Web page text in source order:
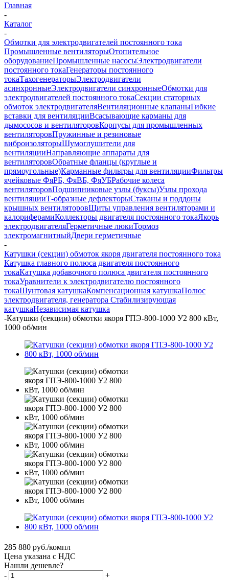
Главная
-
Каталог
-
Обмотки для электродвигателей постоянного тока
Промышленные вентиляторыОтопительное
оборудованиеПромышленные насосыЭлектродвигатели
постоянного токаГенераторы постоянного
токаТахогенераторыЭлектродвигатели
асинхронныеЭлектродвигатели синхронныеОбмотки для
электродвигателей постоянного токаСекции статорных
обмоток электродвигателяВентиляционные клапаныГибкие
вставки для вентиляцииВсасывающие карманы для
дымососов и вентиляторовКорпусы для промышленных
вентиляторовПружинные и резиновые
виброизоляторыШумоглушители для
вентиляцииНаправляющие аппараты для
вентиляторовОбратные фланцы (круглые и
прямоугольные)Карманные фильтры для вентиляцииФильтры
ячейковые ФяРБ, ФяВБ, ФяУБРабочие колеса
вентиляторовПодшипниковые узлы (буксы)Узлы прохода
вентиляцииТ-образные дефлекторыСтаканы и поддоны
крышных вентиляторовЩиты управления вентиляторами и
калориферамиКоллекторы двигателя постоянного токаЯкорь
электродвигателяГерметичные люкиТормоз
электромагнитныйДвери герметичные
-
Катушки (секции) обмоток якоря двигателя постоянного тока
Катушка главного полюса двигателя постоянного
токаКатушка добавочного полюса двигателя постоянного
токаУравнители к электродвигателю постоянного
токаШунтовая катушкаКомпенсационная катушкаПолюс
электродвигателя, генератора Стабилизирующая
катушкаНезависимая катушка
-Катушки (секции) обмотки якоря ГПЭ-800-1000 У2 800 кВт,
1000 об/мин
285 880 руб./компл
Цена указана с НДС
Нашли дешевле?
-
+